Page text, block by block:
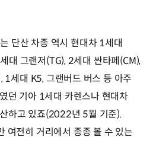
단산 차종 역시 현대차 1세대
대 그랜저(TG), 2세대 싼타페(CM),
1세대 K5, 그랜버드 버스 등 아주
던 기아 1세대 카렌스나 현대차
하고 있죠(2022년 5월 기준).
여전히 거리에서 종종 볼 수 있는